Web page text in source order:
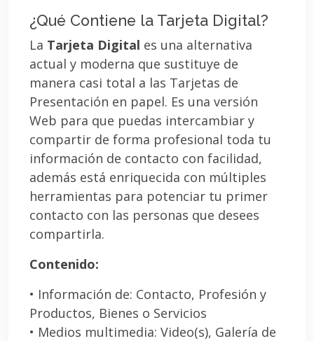
¿Qué Contiene la Tarjeta Digital?
La Tarjeta Digital es una alternativa
actual y moderna que sustituye de
manera casi total a las Tarjetas de
Presentación en papel. Es una versión
Web para que puedas intercambiar y
compartir de forma profesional toda tu
información de contacto con facilidad,
además está enriquecida con múltiples
herramientas para potenciar tu primer
contacto con las personas que desees
compartirla.
Contenido:
• Información de: Contacto, Profesión y
Productos, Bienes o Servicios
• Medios multimedia: Video(s), Galería de